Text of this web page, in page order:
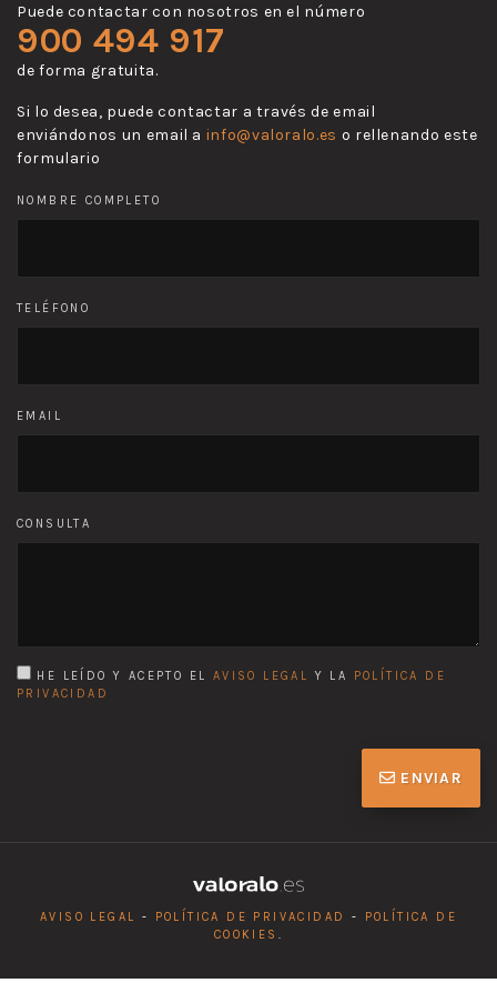
Puede contactar con nosotros en el número
900 494 917
de forma gratuita.
Si lo desea, puede contactar a través de email
enviándonos un email a info@valoralo.es o rellenando este
formulario
NOMBRE COMPLETO
TELÉFONO
EMAIL
CONSULTA
HE LEÍDO Y ACEPTO EL AVISO LEGAL Y LA
POLÍTICA DE
PRIVACIDAD
ENVIAR
AVISO LEGAL - POLÍTICA DE PRIVACIDAD -
POLÍTICA DE
COOKIES .